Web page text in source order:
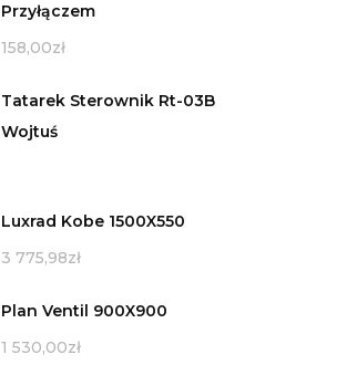
Przyłączem
158,00zł
Tatarek Sterownik Rt-03B
Wojtuś
Luxrad Kobe 1500X550
3 775,98zł
Plan Ventil 900X900
1 530,00zł